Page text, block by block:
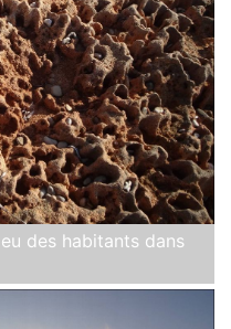
des habitants dans